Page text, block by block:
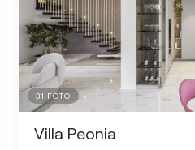
31 FOTO
Villa Peonia